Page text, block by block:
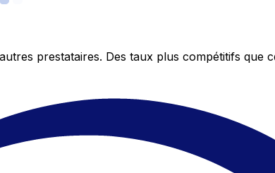
prestataires. Des taux plus compétitifs que